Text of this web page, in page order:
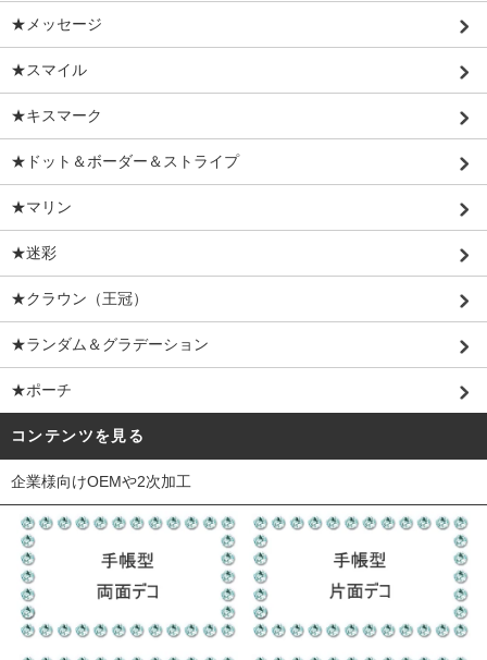
★メッセージ
★スマイル
★キスマーク
★ドット＆ボーダー＆ストライプ
★マリン
★迷彩
★クラウン（王冠）
★ランダム＆グラデーション
★ポーチ
コンテンツを見る
企業様向けOEMや2次加工